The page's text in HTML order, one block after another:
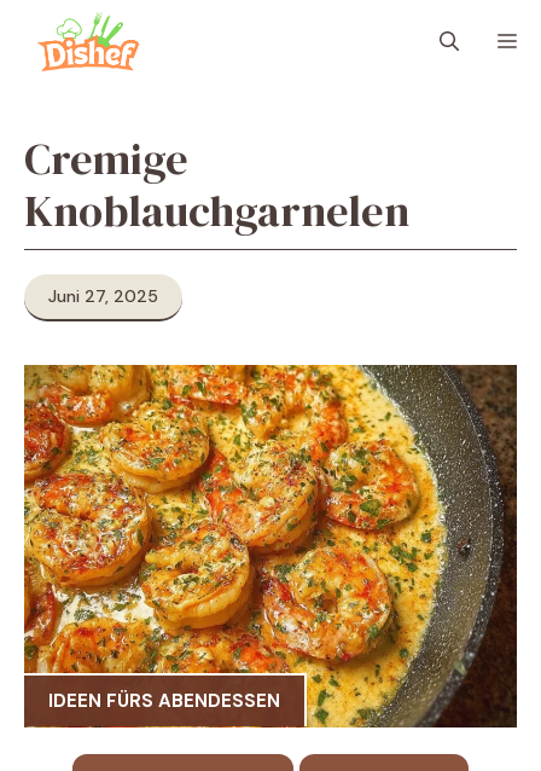
Inhalt
springen
Cremige
Knoblauchgarnelen
Juni 27, 2025
IDEEN FÜRS ABENDESSEN